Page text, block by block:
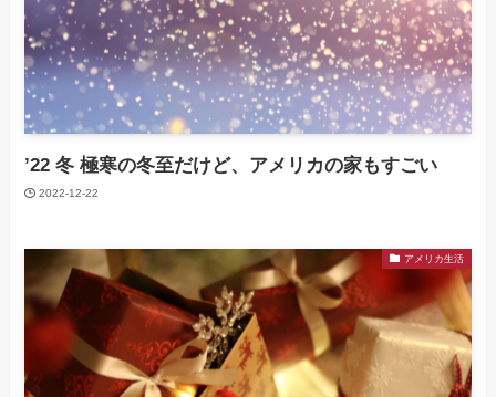
’22 冬 極寒の冬至だけど、アメリカの家もすごい
2022-12-22
アメリカ生活